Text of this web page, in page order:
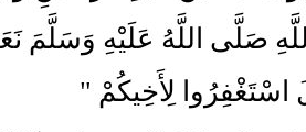
صَلَّى اللَّهُ عَلَيْهِ وَسَلَّمَ
اسْتَغْفِرُوا لِأَخِيكُمْ "